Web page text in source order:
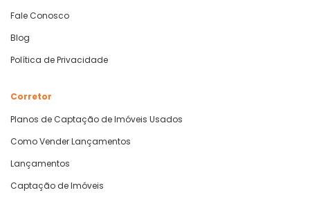
Fale Conosco
Blog
Política de Privacidade
Corretor
Planos de Captação de Imóveis Usados
Como Vender Lançamentos
Lançamentos
Captação de Imóveis